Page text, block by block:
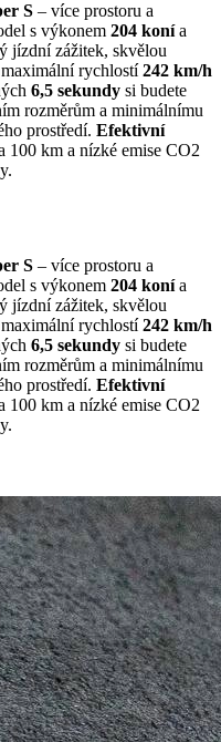
S – více prostoru a
s výkonem 204 konía
jízdní zážitek, skvělou
rychlostí242 km/h
6,5 sekundy si budete
rozměrům a minimálnímu
prostředí. Efektivní
100 km a nízké emise CO2
S – více prostoru a
s výkonem 204 konía
jízdní zážitek, skvělou
rychlostí242 km/h
6,5 sekundy si budete
rozměrům a minimálnímu
prostředí. Efektivní
100 km a nízké emise CO2